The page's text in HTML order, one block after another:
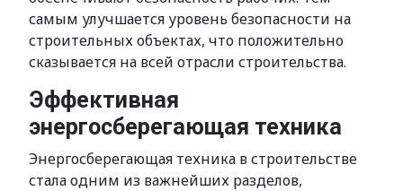
самым улучшается уровень безопасности на
строительных объектах, что положительно
сказывается на всей отрасли строительства.
Эффективная
энергосберегающая техника
Энергосберегающая техника в строительстве
стала одним из важнейших разделов,